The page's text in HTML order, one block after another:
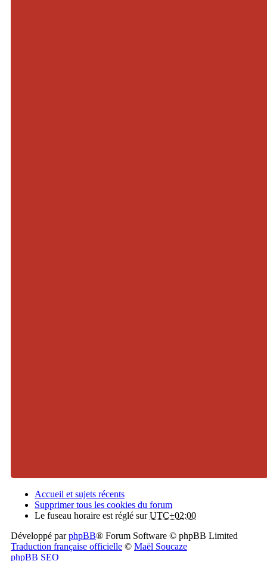
Accueil et sujets récents
Supprimer tous les cookies du forum
Le fuseau horaire est réglé surUTC+02:00
Développé parphpBB® Forum Software © phpBB Limited
Traduction française officielle © Maël Soucaze
phpBB SEO